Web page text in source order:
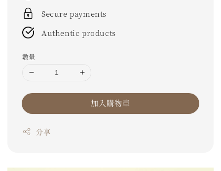
Secure payments
Authentic products
數量
加入購物車
分享